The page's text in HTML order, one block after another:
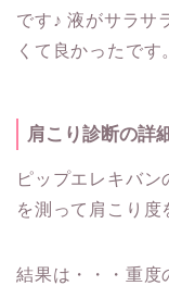
です♪ 液がサラサ
くて良かったです
肩こり診断の詳
ピップエレキバン
を測って肩こり度
結果は・・・重度